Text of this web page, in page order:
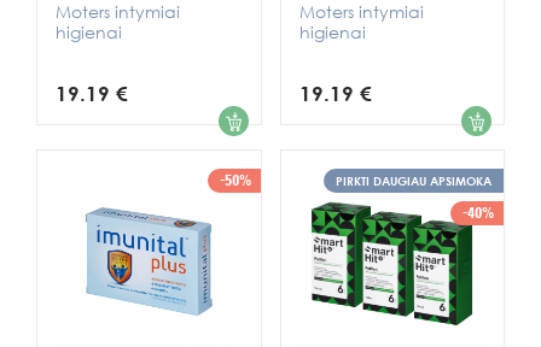
Moters intymiai
higienai
19.19 € 1
Moters intymiai
higienai
19.19 € 1
-50% PIRKTI DAUGIAU APSIMOKA
-40%